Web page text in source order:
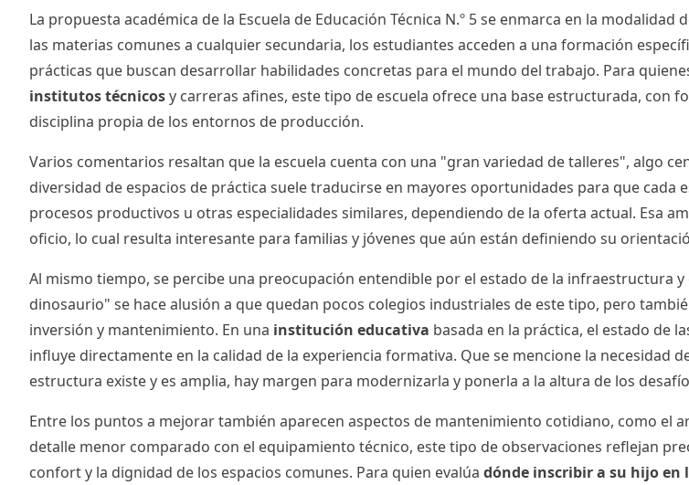
La propuesta académica de la Escuela de Educación Técnica N.º 5 se enmarca en la modalidad
las materias comunes a cualquier secundaria, los estudiantes acceden a una formación
prácticas que buscan desarrollar habilidades concretas para el mundo del trabajo. Para
institutos técnicosy carreras afines, este tipo de escuela ofrece una base estructurada, con
disciplina propia de los entornos de producción.
Varios comentarios resaltan que la escuela cuenta con una "gran variedad de talleres", algo
diversidad de espacios de práctica suele traducirse en mayores oportunidades para que
procesos productivos u otras especialidades similares, dependiendo de la oferta actual. Esa
oficio, lo cual resulta interesante para familias y jóvenes que aún están definiendo su
Al mismo tiempo, se percibe una preocupación entendible por el estado de la infraestructura
dinosaurio" se hace alusión a que quedan pocos colegios industriales de este tipo, pero
inversión y mantenimiento. En una institución educativa basada en la práctica, el estado de
influye directamente en la calidad de la experiencia formativa. Que se mencione la necesidad
estructura existe y es amplia, hay margen para modernizarla y ponerla a la altura de los
Entre los puntos a mejorar también aparecen aspectos de mantenimiento cotidiano, como el
detalle menor comparado con el equipamiento técnico, este tipo de observaciones reflejan
confort y la dignidad de los espacios comunes. Para quien evalúa dónde inscribir a su hijo en